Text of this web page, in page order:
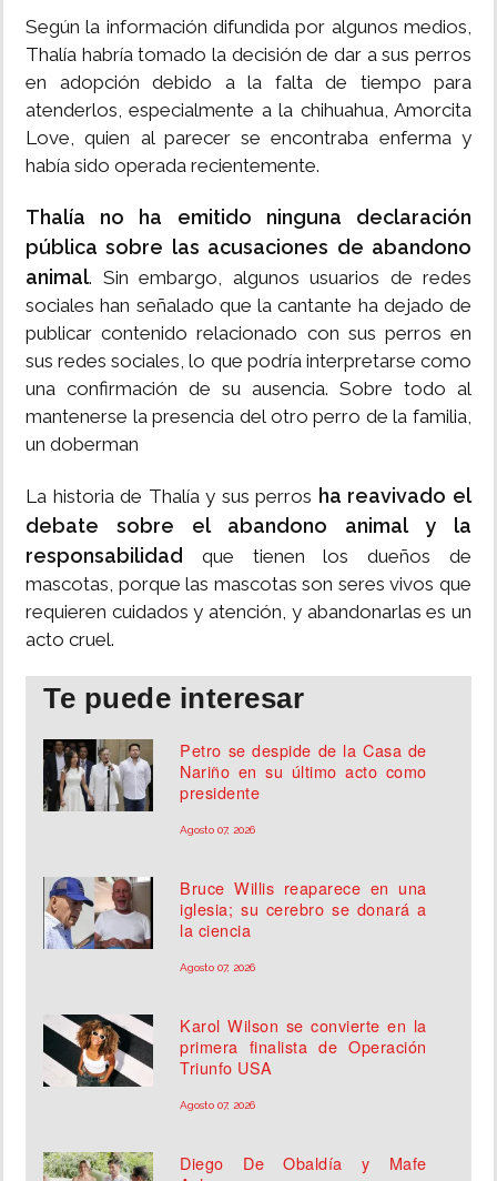
Según la información difundida por algunos medios,
Thalía habría tomado la decisión de dar a sus perros
en adopción debido a la falta de tiempo para
atenderlos, especialmente a la chihuahua, Amorcita
Love, quien al parecer se encontraba enferma y
había sido operada recientemente.
Thalía no ha emitido ninguna declaración
pública sobre las acusaciones de abandono
animal. Sin embargo, algunos usuarios de redes
sociales han señalado que la cantante ha dejado de
publicar contenido relacionado con sus perros en
sus redes sociales, lo que podría interpretarse como
una confirmación de su ausencia. Sobre todo al
mantenerse la presencia del otro perro de la familia,
un doberman
La historia de Thalía y sus perros ha reavivado el
debate sobre el abandono animal y la
responsabilidad
que tienen los dueños de
mascotas, porque las mascotas son seres vivos que
requieren cuidados y atención, y abandonarlas es un
acto cruel.
Te puede interesar
Petro se despide de la Casa de
Nariño en su último acto como
presidente
Agosto 07, 2026
Bruce Willis reaparece en una
iglesia; su cerebro se donará a
la ciencia
Agosto 07, 2026
Karol Wilson se convierte en la
primera finalista de Operación
Triunfo USA
Agosto 07, 2026
Diego De Obaldía y Mafe